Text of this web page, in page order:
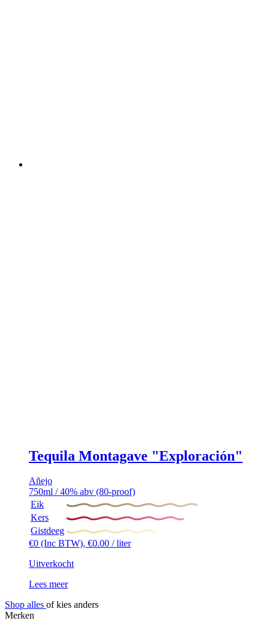
Tequila Montagave "Exploración"
Añejo
750ml / 40% abv (80-proof)
Eik
Kers
Gistdeeg
€0 (Inc BTW), €0.00 / liter
Uitverkocht
Lees meer
Shop alles of kies anders
Merken